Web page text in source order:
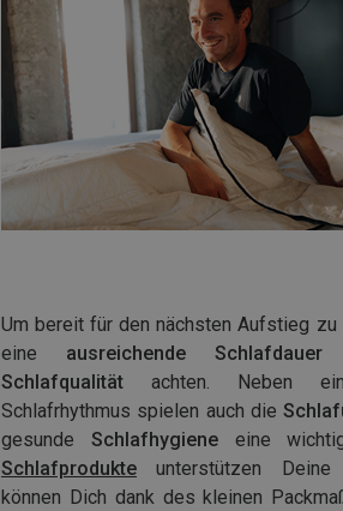
Um bereit für den nächsten Aufstieg
eine ausreichende Schlafdauer
Schlafqualitätachten. Neben
Schlafrhythmus spielen auch die
gesunde Schlafhygiene eine
Schlafprodukteunterstützen Deine
können Dich dank des kleinen